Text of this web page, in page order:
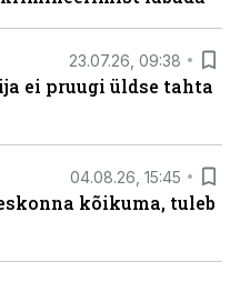
23.07.26, 09:38
ei pruugi üldse tahta
04.08.26, 15:45
kõikuma, tuleb